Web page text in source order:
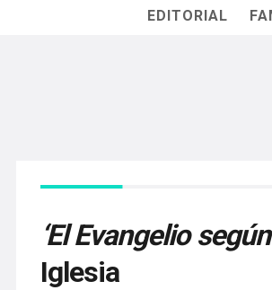
EDITORIAL
‘El Evangelio
Iglesia